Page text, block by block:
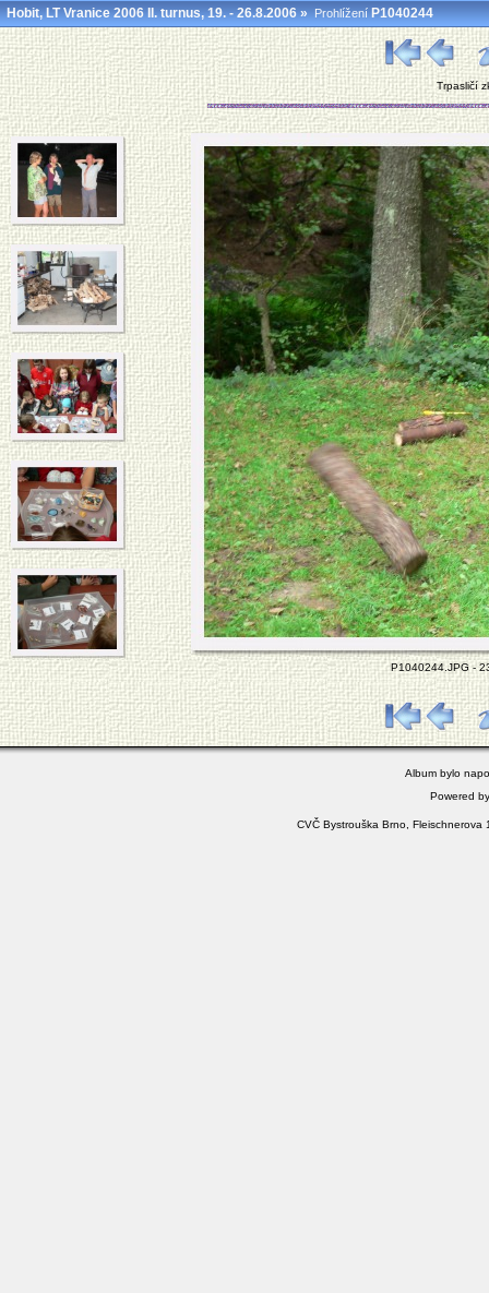
Hobit, LT Vranice 2006 II. turnus, 19. - 26.8.2006»ProhlíženíP1040244
Trpasličí
P1040244.JPG -
Album bylo
Powered
CVČ Bystrouška Brno,